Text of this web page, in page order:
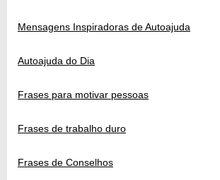
Mensagens Inspiradoras de Autoajuda
Autoajuda do Dia
Frases para motivar pessoas
Frases de trabalho duro
Frases de Conselhos